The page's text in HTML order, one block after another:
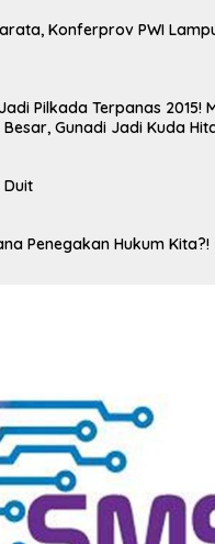
Konferprov PWI
Pilkada Terpanas 2015!
Besar, Gunadi Jadi Kuda
Duit
Penegakan Hukum Kita?!